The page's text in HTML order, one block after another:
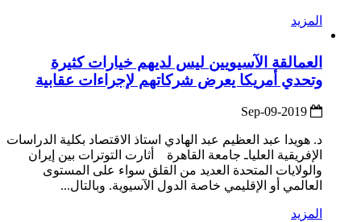
المزيد
العمالقة الآسيويين ليس لديهم خيارات كثيرة
وتحدي أمريكا يعرض شركاتهم لإجراءات عقابية
د. هويدا عبد العظيم عبد الهادي استاذ الاقتصاد بكلية الدراسات
الإفريقية العلياـ جامعة القاهرة أثارت التوترات بين إيران
والولايات المتحدة العديد من القلق سواء على المستوى
العالمي أو الإقليمي خاصة الدول الآسيوية. وبالتال...
المزيد